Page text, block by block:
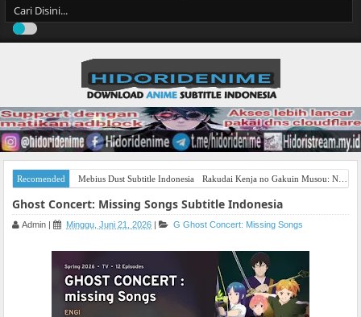
Recomended Mebius Dust Subtitle Indonesia Rakudai Kenja no Gakuin Musou: Nidome no Tensei, S-Rank Cheat Majutsushi Boukenroku Subtitle Indonesia
Ghost Concert: Missing Songs Subtitle Indonesia
Admin | Minggu, Juni 21, 2026 | G Ghost Concert: Missing Songs